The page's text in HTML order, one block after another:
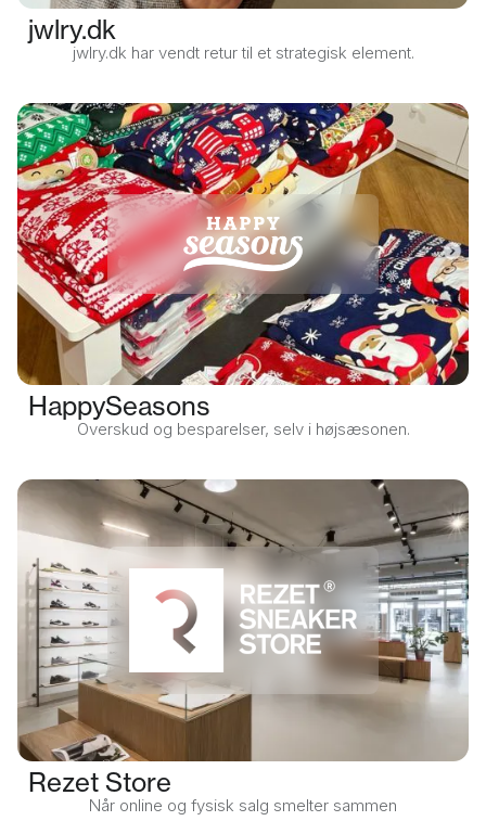
jwlry.dk
jwlry.dk har vendt retur til et strategisk element.
HappySeasons
Overskud og besparelser, selv i højsæsonen.
Rezet Store
Når online og fysisk salg smelter sammen